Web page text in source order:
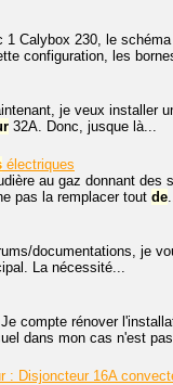
1 Calybox 230, le schéma
configuration, les
je veux installer
32A. Donc, jusque là...
électriques
au gaz donnant des
pas la remplacer tout de
documentations, je
La nécessité...
compte rénover
dans mon cas n'est
: Disjoncteur 16A